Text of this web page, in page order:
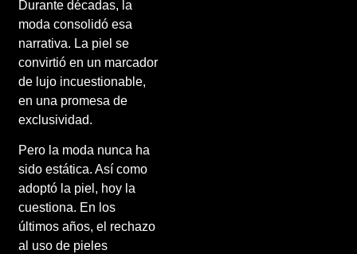
Durante décadas, la
moda consolidó esa
narrativa. La piel se
convirtió en un marcador
de lujo incuestionable,
en una promesa de
exclusividad.
Pero la moda nunca ha
sido estática. Así como
adoptó la piel, hoy la
cuestiona. En los
últimos años, el rechazo
al uso de pieles